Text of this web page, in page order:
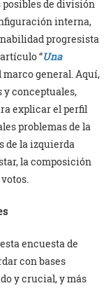
posibles de división
interna,
progresista
“Una
marco general. Aquí,
y conceptuales,
explicar el perfil
problemas de la
de la izquierda
la composición
encuesta de
con bases
y crucial, y más